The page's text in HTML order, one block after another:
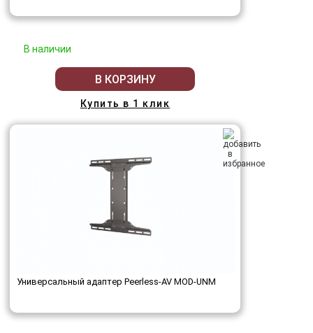
В наличии
В КОРЗИНУ
Купить в 1 клик
Универсальный адаптер Peerless-AV MOD-UNM